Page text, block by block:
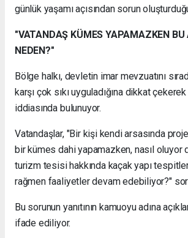
günlük yaşamı açısından sorun
"VATANDAŞ KÜMES YAPAMAZKEN BU
NEDEN?"
Bölge halkı, devletin imar mevzuatını
karşı çok sıkı uyguladığına dikkat
iddiasında bulunuyor.
Vatandaşlar, "Bir kişi kendi arsasında
bir kümes dahi yapamazken, nasıl oluyor
turizm tesisi hakkında kaçak yapı
rağmen faaliyetler devam edebiliyor?"
Bu sorunun yanıtının kamuoyu adına
ifade ediliyor.